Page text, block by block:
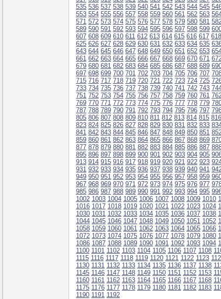
535 536 537 538 539 540 541 542 543 544 545
553 554 555 556 557 558 559 560 561 562 563
571 572 573 574 575 576 577 578 579 580 581
589 590 591 592 593 594 595 596 597 598 599
607 608 609 610 611 612 613 614 615 616 617 618
625 626 627 628 629 630 631 632 633 634 635
643 644 645 646 647 648 649 650 651 652 653
661 662 663 664 665 666 667 668 669 670 671
679 680 681 682 683 684 685 686 687 688 689
697 698 699 700 701 702 703 704 705 706 707
715 716 717 718 719 720 721 722 723 724 725
733 734 735 736 737 738 739 740 741 742 743
751 752 753 754 755 756 757 758 759 760 761
769 770 771 772 773 774 775 776 777 778 779
787 788 789 790 791 792 793 794 795 796 797
805 806 807 808 809 810 811 812 813 814 815 816
823 824 825 826 827 828 829 830 831 832 833
841 842 843 844 845 846 847 848 849 850 851
859 860 861 862 863 864 865 866 867 868 869
877 878 879 880 881 882 883 884 885 886 887
895 896 897 898 899 900 901 902 903 904 905
913 914 915 916 917 918 919 920 921 922 923
931 932 933 934 935 936 937 938 939 940 941
949 950 951 952 953 954 955 956 957 958 959
967 968 969 970 971 972 973 974 975 976 977
985 986 987 988 989 990 991 992 993 994 995
1002 1003 1004 1005 1006 1007 1008 1009 1010
1016 1017 1018 1019 1020 1021 1022 1023 1024
1030 1031 1032 1033 1034 1035 1036 1037 1038
1044 1045 1046 1047 1048 1049 1050 1051 1052
1058 1059 1060 1061 1062 1063 1064 1065 1066
1072 1073 1074 1075 1076 1077 1078 1079 1080
1086 1087 1088 1089 1090 1091 1092 1093 1094
1100 1101 1102 1103 1104 1105 1106 1107 1108
1115 1116 1117 1118 1119 1120 1121 1122 1123
1130 1131 1132 1133 1134 1135 1136 1137 1138
1145 1146 1147 1148 1149 1150 1151 1152 1153
1160 1161 1162 1163 1164 1165 1166 1167 1168
1175 1176 1177 1178 1179 1180 1181 1182 1183
1190 1191 1192